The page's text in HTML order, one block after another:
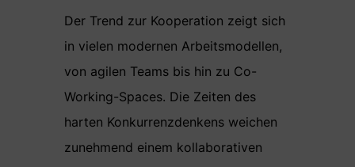
Der Trend zur Kooperation zeigt sich
in vielen modernen Arbeitsmodellen,
von agilen Teams bis hin zu Co-
Working-Spaces. Die Zeiten des
harten Konkurrenzdenkens weichen
zunehmend einem kollaborativen